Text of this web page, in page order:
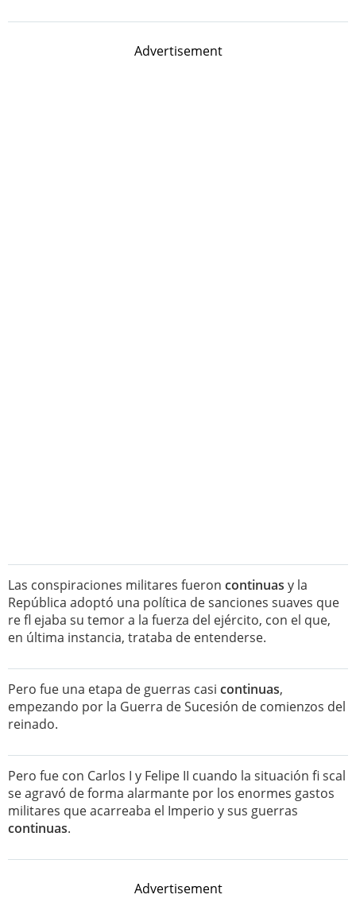
Advertisement
Las conspiraciones militares fueron continuas y la
República adoptó una política de sanciones suaves que
re fl ejaba su temor a la fuerza del ejército, con el que,
en última instancia, trataba de entenderse.
Pero fue una etapa de guerras casi continuas,
empezando por la Guerra de Sucesión de comienzos del
reinado.
Pero fue con Carlos I y Felipe II cuando la situación fi scal
se agravó de forma alarmante por los enormes gastos
militares que acarreaba el Imperio y sus guerras
continuas.
Advertisement